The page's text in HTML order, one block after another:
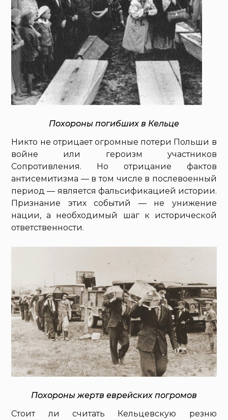
Похороны погибших в Кельце
Никто не отрицает огромные потери Польши в
войне или героизм участников
Сопротивления. Но отрицание фактов
антисемитизма — в том числе в послевоенный
период — является фальсификацией истории.
Признание этих событий — не унижение
нации, а необходимый шаг к исторической
ответственности.
Похороны жертв еврейских погромов
Стоит ли считать Кельцевскую резню